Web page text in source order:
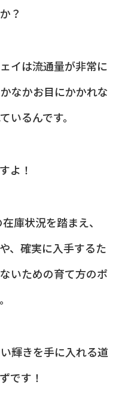
？
イは流通量が非常に
なかお目にかかれな
いるんです。
よ！
庫状況を踏まえ、
、確実に入手するた
いための育て方のポ
輝きを手に入れる道
です！